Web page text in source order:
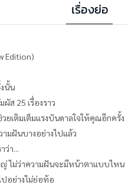
เรื่องย่อ
Edition)
นั้น
ส 25 เรื่องราว
เติมเต็มแรงบันดาลใจให้คุณอีกครั้ง
มฝันบางอย่างไปแล้ว
ว่า...
ไม่ว่าความฝันจะมีหน้าตาแบบไหน
อย่างไม่ย่อท้อ